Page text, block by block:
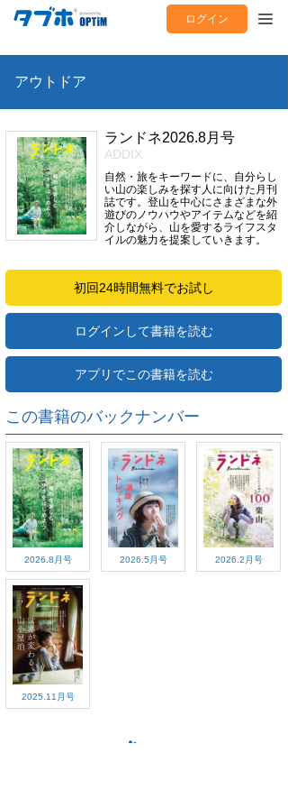
ログイン
アウトドア
ランドネ2026.8月号
ADDIX
自然・旅をキーワードに、自分らし
い山の楽しみを探す人に向けた月刊
誌です。登山を中心にさまざまな外
遊びのノウハウやアイテムなどを紹
介しながら、山を愛するライフスタ
イルの魅力を提案していきます。
初回24時間無料でお試し
ログインして書籍を読む
アプリでこの書籍を読む
この書籍のバックナンバー
2026.8月号 2026.5月号 2026.2月号
2025.11月号